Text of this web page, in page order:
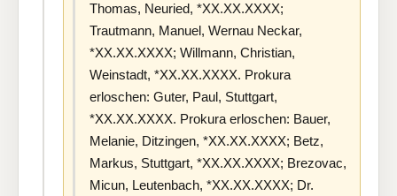
Thomas, Neuried, *XX.XX.XXXX;
Trautmann, Manuel, Wernau Neckar,
*XX.XX.XXXX; Willmann, Christian,
Weinstadt, *XX.XX.XXXX. Prokura
erloschen: Guter, Paul, Stuttgart,
*XX.XX.XXXX. Prokura erloschen: Bauer,
Melanie, Ditzingen, *XX.XX.XXXX; Betz,
Markus, Stuttgart, *XX.XX.XXXX; Brezovac,
Micun, Leutenbach, *XX.XX.XXXX; Dr.